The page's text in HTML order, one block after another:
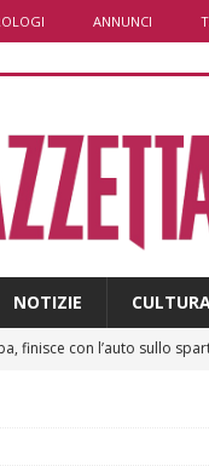
ANNUNCI
NOTIZIE
riporta l’allarme sulle